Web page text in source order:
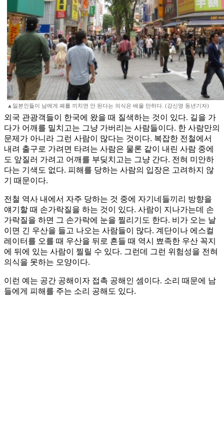
▲일본인들이 남에게 폐를 끼치면 안 된다는 의식은 배울 만하다. (강신영 동년기자)
외국 관광객들이 한국에 왔을 때 질색하는 것이 있다. 길을 가
다가 어깨를 밀치고는 그냥 가버리는 사람들이다. 한 사람만의
문제가 아니라 그런 사람이 많다는 것이다. 복잡한 전철에서
내려 출구로 가려면 타려는 사람은 물론 같이 내린 사람 중에
도 앞질러 가려고 어깨를 부딪치고는 그냥 간다. 전혀 미안하
다는 기색도 없다. 피해를 당하는 사람의 입장은 고려하지 않
기 때문이다.
전철 역사 내에서 자주 당하는 것 중에 자기네들끼리 방향을
얘기할 때 손가락질을 하는 것이 있다. 사람이 지나가는데 손
가락질을 하면 그 손가락에 눈을 찔리기도 한다. 비가 오는 날
이면 긴 우산을 들고 나오는 사람들이 많다. 계단이나 에스컬
레이터를 오를 때 우산을 뒤로 흔들 때 역시 뾰족한 우산 꼭지
에 뒤에 있는 사람이 찔릴 수 있다. 그런데 그런 위험성을 전혀
의식을 못하는 모양이다.
이런 예는 공간 공해이자 접촉 공해인 셈이다. 소리 때문에 남
들에게 피해를 주는 소리 공해도 있다.